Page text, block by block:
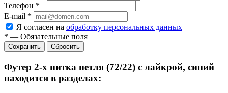
Телефон *
E-mail *
Я согласен на обработку персональных данных
* — Обязательные поля
Сбросить
Футер 2-х нитка петля (72/22) с лайкрой, синий
находится в разделах: